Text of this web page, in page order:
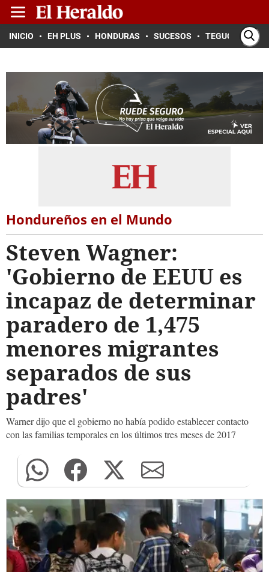
INICIO EH PLUS HONDURAS SUCESOS TEGUCIGALPA
Hondureños en el Mundo
Steven Wagner:
'Gobierno de EEUU es
incapaz de determinar
paradero de 1,475
menores migrantes
separados de sus
padres'
Warner dijo que el gobierno no había podido establecer contacto
con las familias temporales en los últimos tres meses de 2017